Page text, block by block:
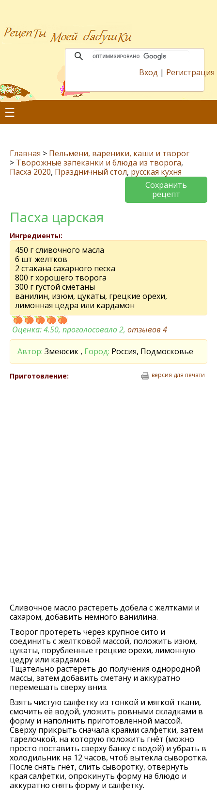
Вход | Регистрация
☰
Главная > Пельмени, вареники, каши и творог
> Творожные запеканки и блюда из творога,
Пасха 2020, Праздничный стол, русская кухня
Сохранить
рецепт
Пасха царская
Ингредиенты:
450 г сливочного масла
6 шт желтков
2 стакана сахарного песка
800 г хорошего творога
300 г густой сметаны
ванилин, изюм, цукаты, грецкие орехи,
лимонная цедра или кардамон
Оценка:4.50, проголосовало 2, отзывов 4
Автор: Змеюсик , Город: Россия, Подмосковье
Приготовление: версия для печати
Сливочное масло растереть добела с желтками и
сахаром, добавить немного ванилина.
Творог протереть через крупное сито и
соединить с желтковой массой, положить изюм,
цукаты, порубленные грецкие орехи, лимонную
цедру или кардамон.
Тщательно растереть до получения однородной
массы, затем добавить сметану и аккуратно
перемешать сверху вниз.
Взять чистую салфетку из тонкой и мягкой ткани,
смочить её водой, уложить ровными складками в
форму и наполнить приготовленной массой.
Сверху прикрыть сначала краями салфетки, затем
тарелочкой, на которую положить гнёт (можно
просто поставить сверху банку с водой) и убрать в
холодильник на 12 часов, чтоб вытекла сыворотка.
После снять гнёт, слить сыворотку, отвернуть
края салфетки, опрокинуть форму на блюдо и
аккуратно снять форму и салфетку.